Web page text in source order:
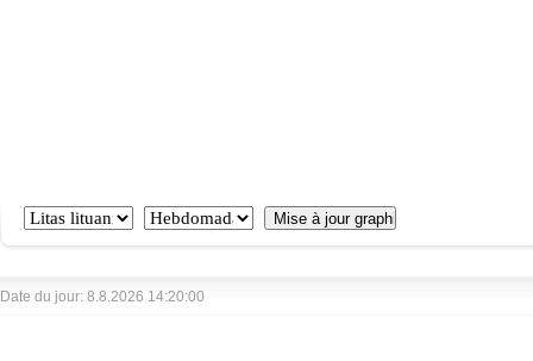
Date du jour: 8.8.2026 14:20:00